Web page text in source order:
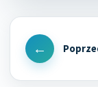
Nawigacja
wpisu
Previous